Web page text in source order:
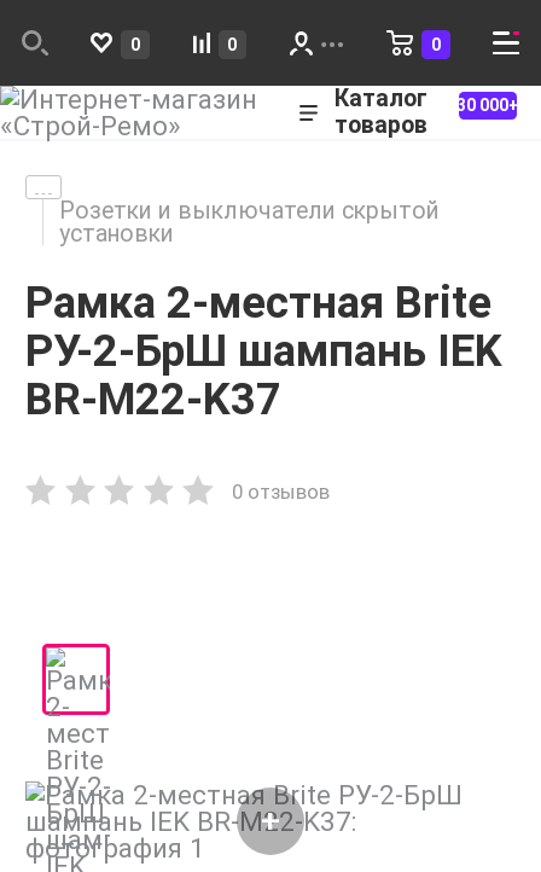
0 0 0
Каталог
товаров
30 000+
Розетки и выключатели скрытой
установки
Рамка 2-местная Brite
РУ-2-БрШ шампань IEK
BR-M22-K37
0 отзывов